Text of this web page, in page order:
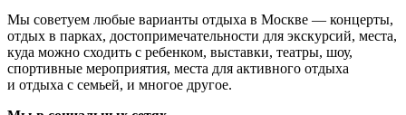
Мы советуем любые варианты отдыха в Москве — концерты,
отдых в парках, достопримечательности для экскурсий, места,
куда можно сходить с ребенком, выставки, театры, шоу,
спортивные мероприятия, места для активного отдыха
и отдыха с семьей, и многое другое.